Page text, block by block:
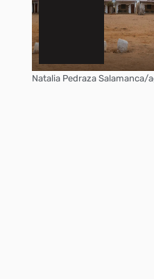
Natalia Pedraza Salamanca/